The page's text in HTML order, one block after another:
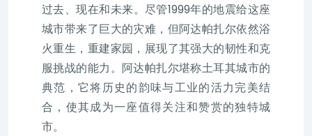
过去、现在和未来。尽管1999年的地震给这座
城市带来了巨大的灾难，但阿达帕扎尔依然浴
火重生，重建家园，展现了其强大的韧性和克
服挑战的能力。阿达帕扎尔堪称土耳其城市的
典范，它将历史的韵味与工业的活力完美结
合，使其成为一座值得关注和赞赏的独特城
市。